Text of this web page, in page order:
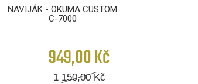
NAVIJÁK - OKUMA CUSTOM
C-7000
949,00 Kč
1 150,00Kč